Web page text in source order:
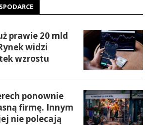
prawie 20 mld
widzi
wzrostu
ponownie
firmę. Innym
nie polecają